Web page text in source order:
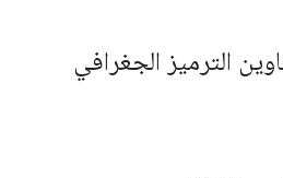
الترميز الجغرافي